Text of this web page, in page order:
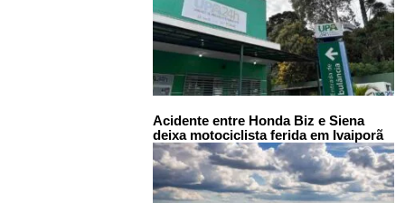
Acidente entre Honda Biz e Siena
deixa motociclista ferida em Ivaiporã